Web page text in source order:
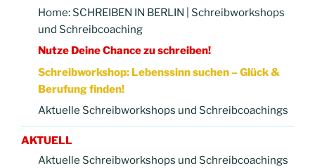
Home: SCHREIBEN IN BERLIN | Schreibworkshops
und Schreibcoaching
Nutze Deine Chance zu schreiben!
Schreibworkshop: Lebenssinn suchen – Glück &
Berufung finden!
Aktuelle Schreibworkshops und Schreibcoachings
AKTUELL
Aktuelle Schreibworkshops und Schreibcoachings